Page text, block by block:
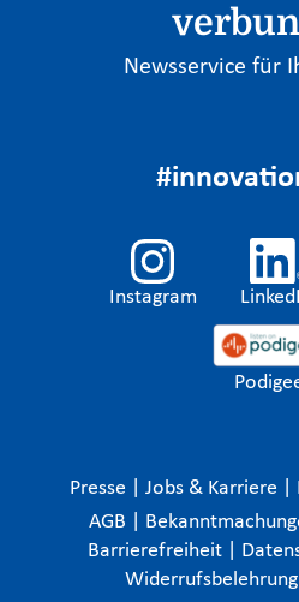
Newsservice für
Instagram
Presse Jobs & Karriere
AGB
Barrierefreiheit
Widerrufsbelehrung